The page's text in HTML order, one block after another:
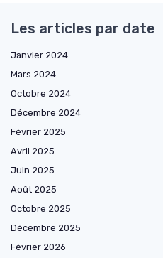
Les articles par date
Janvier 2024
Mars 2024
Octobre 2024
Décembre 2024
Février 2025
Avril 2025
Juin 2025
Août 2025
Octobre 2025
Décembre 2025
Février 2026